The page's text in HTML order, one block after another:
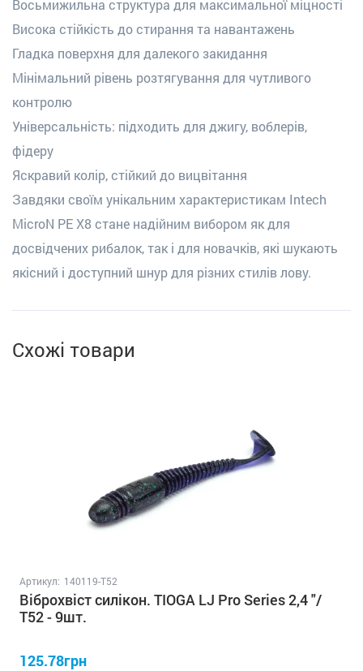
Восьмижильна структура для максимальної міцності
Висока стійкість до стирання та навантажень
Гладка поверхня для далекого закидання
Мінімальний рівень розтягування для чутливого
контролю
Універсальність: підходить для джигу, воблерів,
фідеру
Яскравий колір, стійкий до вицвітання
Завдяки своїм унікальним характеристикам Intech
MicroN PE X8 стане надійним вибором як для
досвідчених рибалок, так і для новачків, які шукають
якісний і доступний шнур для різних стилів лову.
Схожі товари
Артикул: 140119-T52
Віброхвіст силікон. TIOGA LJ Pro Series 2,4 "/
T52 - 9шт.
125.78грн